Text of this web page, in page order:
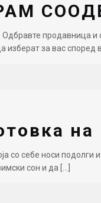
продавница и
изберат за вас според
на
со себе носи
сон и да